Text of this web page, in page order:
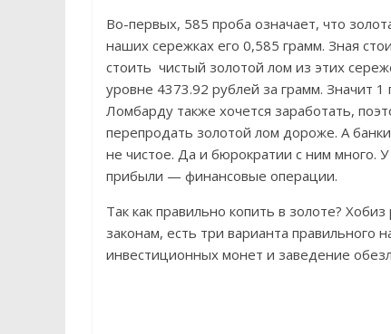
Во-первых, 585 проба означает, что
наших сережках его 0,585 грамм. Зная
стоить чистый золотой лом из этих
уровне 4373.92 рублей за грамм. Значит
Ломбарду также хочется заработать,
перепродать золотой лом дороже. А
не чистое. Да и бюрократии с ним много.
прибыли — финансовые операции.
Так как правильно копить в золоте?
законам, есть три варианта правильного
инвестиционных монет и заведение